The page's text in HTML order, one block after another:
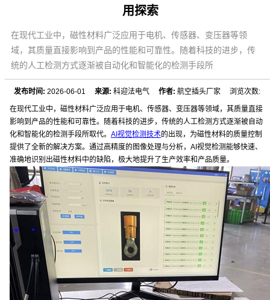
用探索
在现代工业中，磁性材料广泛应用于电机、传感器、变压器等领
域，其质量直接影响到产品的性能和可靠性。随着科技的进步，传
统的人工检测方式逐渐被自动化和智能化的检测手段所
发布时间: 2026-06-01来源: 科迎法电气作者: 航空插头厂家 浏览次数:
在现代工业中，磁性材料广泛应用于电机、传感器、变压器等领域，其质量直接
影响到产品的性能和可靠性。随着科技的进步，传统的人工检测方式逐渐被自动
化和智能化的检测手段所取代。 AI视觉检测技术的出现，为磁性材料的质量控制
提供了全新的解决方案。通过高精度的图像处理与分析，AI视觉检测能够快速、
准确地识别出磁性材料中的缺陷，极大地提升了生产效率和产品质量。